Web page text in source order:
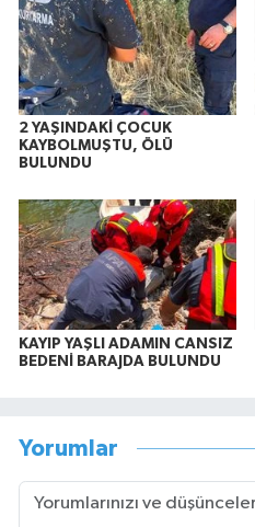
2 YAŞINDAKİ ÇOCUK
KAYBOLMUŞTU, ÖLÜ
BULUNDU
KAYIP YAŞLI ADAMIN CANSIZ
BEDENİ BARAJDA BULUNDU
Yorumlar